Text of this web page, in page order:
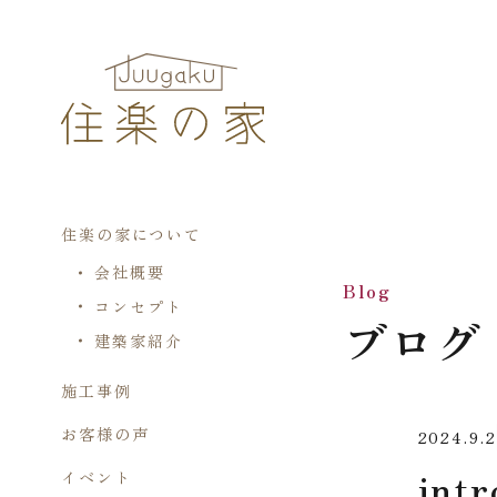
住楽の家について
会社概要
コンセプト
建築家紹介
施工事例
お客様の声
イベント
ブログ
Blog
2024.9.2